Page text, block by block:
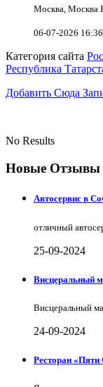
Москва, Москва
06-07-2026 16:36
Категория сайта
Республика
Добавить Сюда
No Results
Новые Отзывы
Автосервис в
отличный
25-09-2024
Висцеральный
Висцеральный
24-09-2024
Ресторан «Пяти